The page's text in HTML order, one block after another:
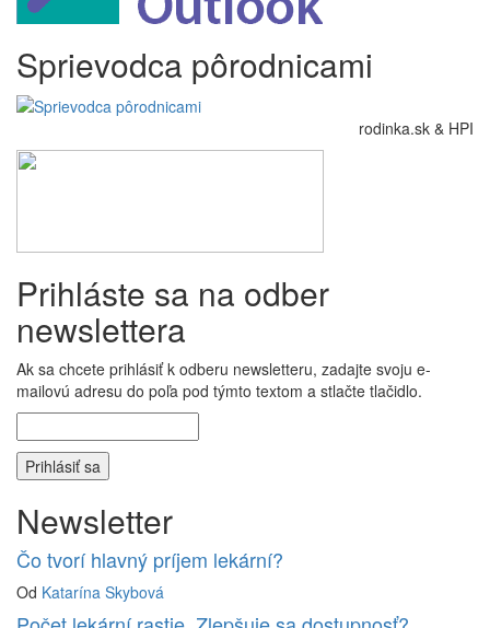
Sprievodca pôrodnicami
rodinka.sk & HPI
Prihláste sa na odber
newslettera
Ak sa chcete prihlásiť k odberu newsletteru, zadajte svoju e-
mailovú adresu do poľa pod týmto textom a stlačte tlačidlo.
Newsletter
Čo tvorí hlavný príjem lekární?
Od Katarína Skybová